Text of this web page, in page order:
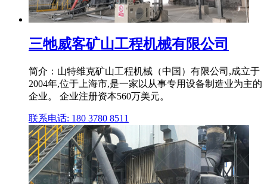
三牠威客矿山工程机械有限公司
简介：山特维克矿山工程机械（中国）有限公司,成立于
2004年,位于上海市,是一家以从事专用设备制造业为主的
企业。 企业注册资本560万美元。
联系电话: 180 3780 8511